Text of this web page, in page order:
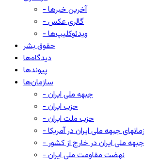
- آخرین خبرها
- گالری عکس
- ویدئوکلیپ‌ها
حقوق بشر
دیدگاه‌ها
پیوندها
سازمان‌ها
- جبهه ملی ایران
- حزب ایران
- حزب ملت ایران
جبهه ملی ایران در آمریکا
جبهه ملی ایران در خارج از کشور
- نهضت مقاومت ملی ایران